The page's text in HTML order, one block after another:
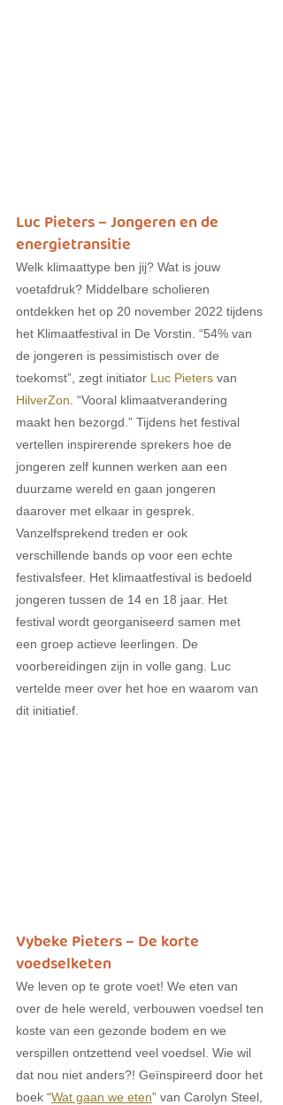
Luc Pieters – Jongeren en de
energietransitie
Welk klimaattype ben jij? Wat is jouw
voetafdruk? Middelbare scholieren
ontdekken het op 20 november 2022 tijdens
het Klimaatfestival in De Vorstin. “54% van
de jongeren is pessimistisch over de
toekomst”, zegt initiator Luc Pieters van
HilverZon . “Vooral klimaatverandering
maakt hen bezorgd.” Tijdens het festival
vertellen inspirerende sprekers hoe de
jongeren zelf kunnen werken aan een
duurzame wereld en gaan jongeren
daarover met elkaar in gesprek.
Vanzelfsprekend treden er ook
verschillende bands op voor een echte
festivalsfeer. Het klimaatfestival is bedoeld
jongeren tussen de 14 en 18 jaar. Het
festival wordt georganiseerd samen met
een groep actieve leerlingen. De
voorbereidingen zijn in volle gang. Luc
vertelde meer over het hoe en waarom van
dit initiatief.
Vybeke Pieters – De korte
voedselketen
We leven op te grote voet! We eten van
over de hele wereld, verbouwen voedsel ten
koste van een gezonde bodem en we
verspillen ontzettend veel voedsel. Wie wil
dat nou niet anders?! Geïnspireerd door het
boek “Wat gaan we eten” van Carolyn Steel,